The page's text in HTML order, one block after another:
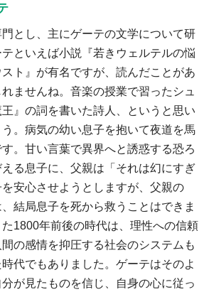
とし、主にゲーテの文学について研
といえば小説『若きウェルテルの悩
ト』が有名ですが、読んだことがあ
ませんね。音楽の授業で習ったシュ
』の詞を書いた詩人、というと思い
。病気の幼い息子を抱いて夜道を馬
。甘い言葉で異界へと誘惑する恐ろ
る息子に、父親は「それは幻にすぎ
安心させようとしますが、父親の
、結局息子を死から救うことはできま
1800年前後の時代は、理性への信頼
の感情を抑圧する社会のシステムも
代でもありました。ゲーテはそのよ
が見たものを信じ、自身の心に従っ